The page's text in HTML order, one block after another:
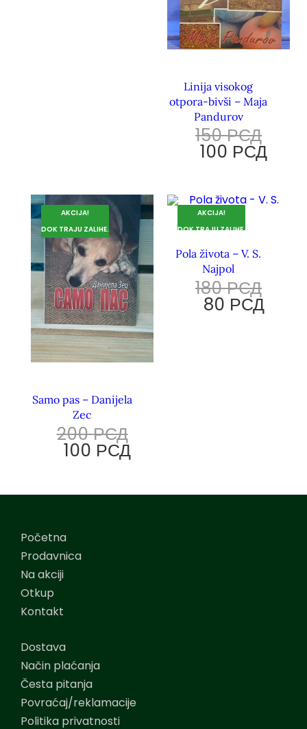
Linija visokog
otpora-bivši – Maja
Pandurov
150РСД
100 РСД
AKCIJA!
DOK TRAJU ZALIHE.
Samo pas – Danijela
Zec
200РСД
100 РСД
AKCIJA!
DOK TRAJU ZALIHE.
Pola života – V. S.
Najpol
180РСД
80 РСД
Početna
Prodavnica
Na akciji
Otkup
Kontakt
Dostava
Način plaćanja
Česta pitanja
Povraćaj/reklamacije
Politika privatnosti